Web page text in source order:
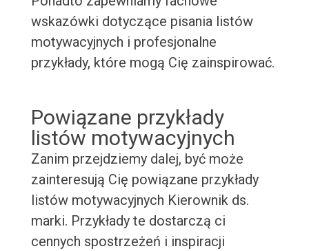
wskazówki dotyczące pisania listów
motywacyjnych i profesjonalne
przykłady, które mogą Cię zainspirować.
Powiązane przykłady
listów motywacyjnych
Zanim przejdziemy dalej, być może
zainteresują Cię powiązane przykłady
listów motywacyjnych Kierownik ds.
marki. Przykłady te dostarczą ci
cennych spostrzeżeń i inspiracji